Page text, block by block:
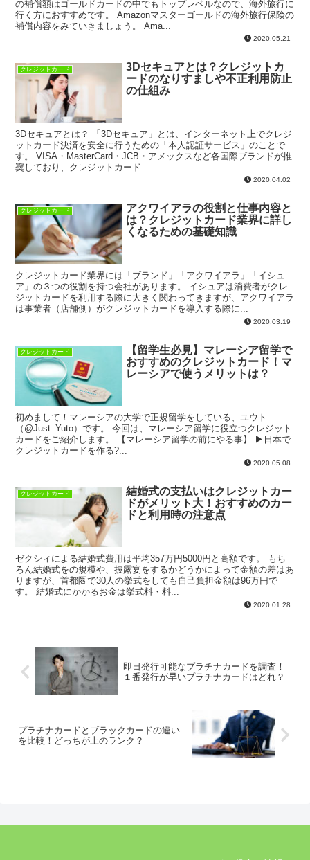
の補償額はゴールドカードの中でもトップレベルなので、海外旅行に
行く方におすすめです。 Amazonマスターゴールドの海外旅行保険の
補償内容をみていきましょう。 Ama...
2020.05.21
クレジットカード
3Dセキュアとは？クレジットカ
ードのなりすましや不正利用防止
の仕組み
3Dセキュアとは？ 「3Dセキュア」とは、インターネット上でクレジ
ットカード決済を安全に行うための「本人認証サービス」のことで
す。 VISA・MasterCard・JCB・アメックスなど各国際ブランドが推
奨しており、クレジットカード...
2020.04.02
クレジットカード
アクワイアラの役割と仕事内容と
は？クレジットカード業界に詳し
くなるための基礎知識
クレジットカード業界には「ブランド」「アクワイアラ」「イシュ
ア」の３つの役割を持つ会社があります。 イシュアは消費者がクレ
ジットカードを利用する際に大きく関わってきますが、アクワイアラ
は事業者（店舗側）がクレジットカードを導入する際に...
2020.03.19
クレジットカード
【留学生必見】マレーシア留学で
おすすめのクレジットカード！マ
レーシアで使うメリットは？
初めまして！マレーシアの大学で正規留学をしている、ユウト
（@Just_Yuto）です。 今回は、マレーシア留学に役立つクレジット
カードをご紹介します。 【マレーシア留学の前にやる事】 ▶︎日本で
クレジットカードを作る?...
2020.05.08
クレジットカード
結婚式の支払いはクレジットカー
ドがメリット大！おすすめのカー
ドと利用時の注意点
ゼクシィによる結婚式費用は平均357万円5000円と高額です。 もち
ろん結婚式をの規模や、披露宴をするかどうかによって金額の差はあ
りますが、首都圏で30人の挙式をしても自己負担金額は96万円で
す。 結婚式にかかるお金は挙式料・料...
2020.01.28
即日発行可能なプラチナカードを調査！
１番発行が早いプラチナカードはどれ？
プラチナカードとブラックカードの違い
を比較！どっちが上のランク？